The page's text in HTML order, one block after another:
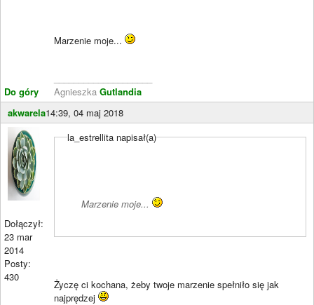
Do góry
Marzenie moje...
Agnieszka Gutlandia
akwarela14:39, 04 maj 2018
Dołączył:
23 mar
2014
Posty:
430
la_estrellita napisał(a)
Marzenie moje...
Życzę ci kochana, żeby twoje marzenie spełniło się jak
najprędzej